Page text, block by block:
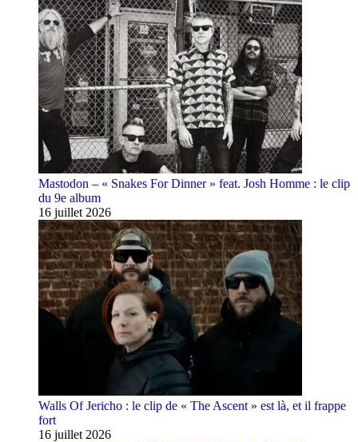
Mastodon – « Snakes For Dinner » feat. Josh Homme : le clip
du 9e album
16 juillet 2026
Walls Of Jericho : le clip de « The Ascent » est là, et il frappe
fort
16 juillet 2026